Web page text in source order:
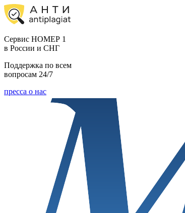
Cервис НОМЕР 1
в России и СНГ
Поддержка по всем
вопросам 24/7
пресса о нас